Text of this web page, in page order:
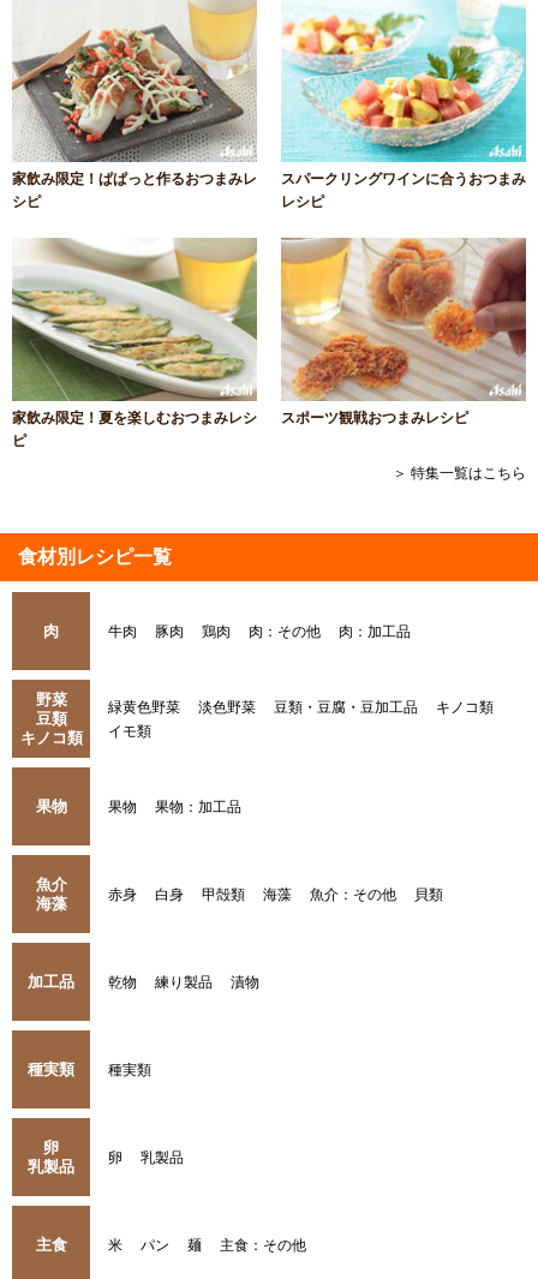
家飲み限定！ぱぱっと作るおつまみレ
シピ
スパークリングワインに合うおつまみ
レシピ
家飲み限定！夏を楽しむおつまみレシ
ピ
スポーツ観戦おつまみレシピ
＞ 特集一覧はこちら
食材別レシピ一覧
肉 牛肉 豚肉 鶏肉 肉：その他 肉：加工品
野菜
豆類
キノコ類
緑黄色野菜 淡色野菜 豆類・豆腐・豆加工品
キノコ類
イモ類
果物 果物 果物：加工品
魚介
海藻
赤身 白身 甲殻類 海藻 魚介：その他 貝類
加工品 乾物 練り製品 漬物
種実類 種実類
卵
乳製品
卵 乳製品
主食 米 パン 麺 主食：その他